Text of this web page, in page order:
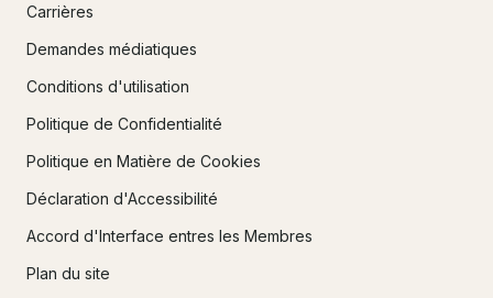
Carrières
Demandes médiatiques
Conditions d'utilisation
Politique de Confidentialité
Politique en Matière de Cookies
Déclaration d'Accessibilité
Accord d'Interface entres les Membres
Plan du site